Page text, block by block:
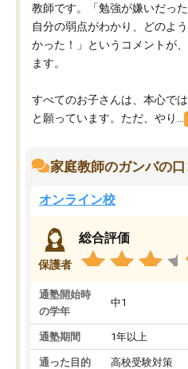
教師です。「勉強が嫌いだっ
自分の弱点がわかり、どのよ
かった！」というコメントが
ます。
すべてのお子さんは、本心で
と願っています。ただ、やり...
家庭教師のガンバの
オンライン校
保護者
総合評価
通塾開始時
の学年
中1
通塾期間 1年以上
通った目的 高校受験対策